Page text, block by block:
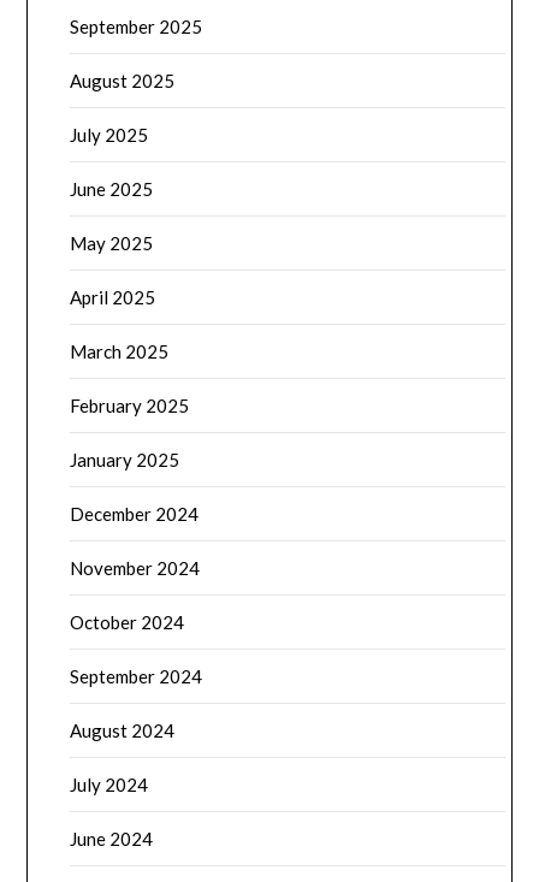
September 2025
August 2025
July 2025
June 2025
May 2025
April 2025
March 2025
February 2025
January 2025
December 2024
November 2024
October 2024
September 2024
August 2024
July 2024
June 2024